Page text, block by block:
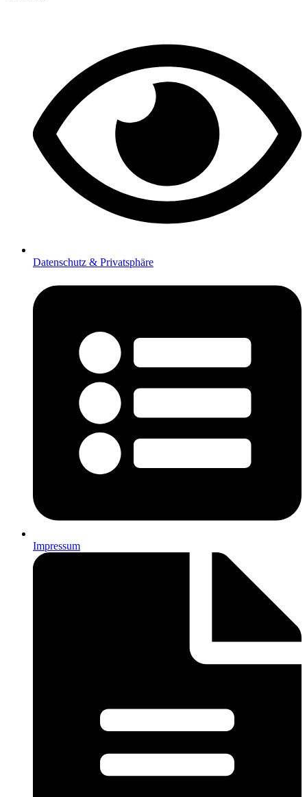
Datenschutz & Privatsphäre
Impressum